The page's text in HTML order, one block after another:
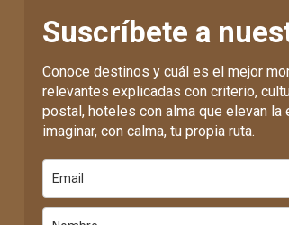
Suscríbete a
Conoce destinos y cuál es el mejor
relevantes explicadas con criterio,
postal, hoteles con alma que elevan
imaginar, con calma, tu propia ruta.